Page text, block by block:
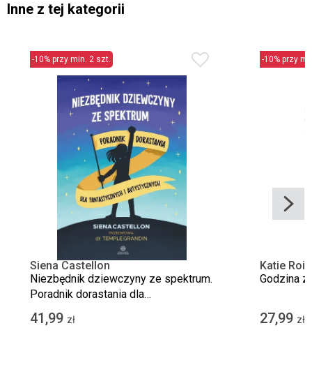
Inne z tej kategorii
-10% przy min. 2 szt.
Siena Castellon
Niezbędnik dziewczyny ze spektrum.
Poradnik dorastania dla
fantastycznych i autystycznych
41,99 zł
-10% przy
Katie
Godzina
27,99 zł